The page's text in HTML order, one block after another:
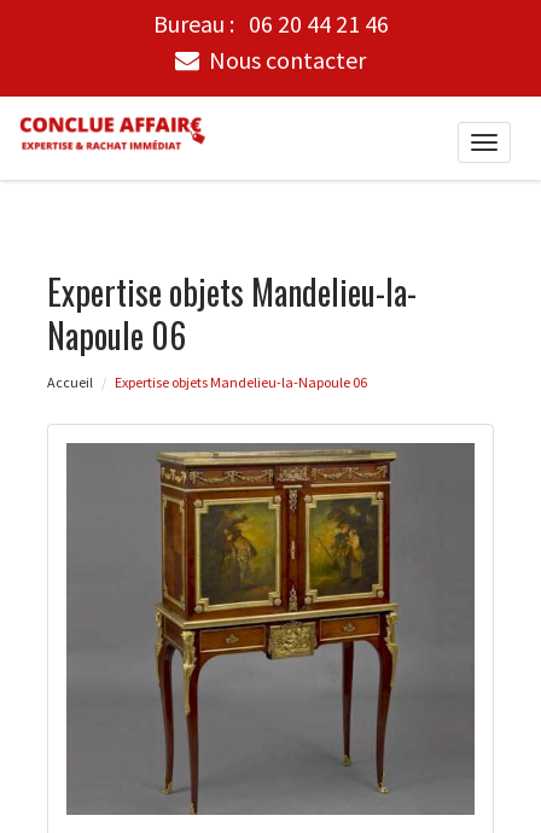
Bureau : 06 20 44 21 46
Nous contacter
Toggle
Expertise objets Mandelieu-la-
Napoule 06
Accueil Expertise objets Mandelieu-la-Napoule 06